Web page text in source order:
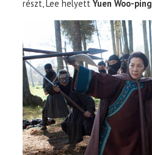
részt, Lee helyettYuen Woo-ping